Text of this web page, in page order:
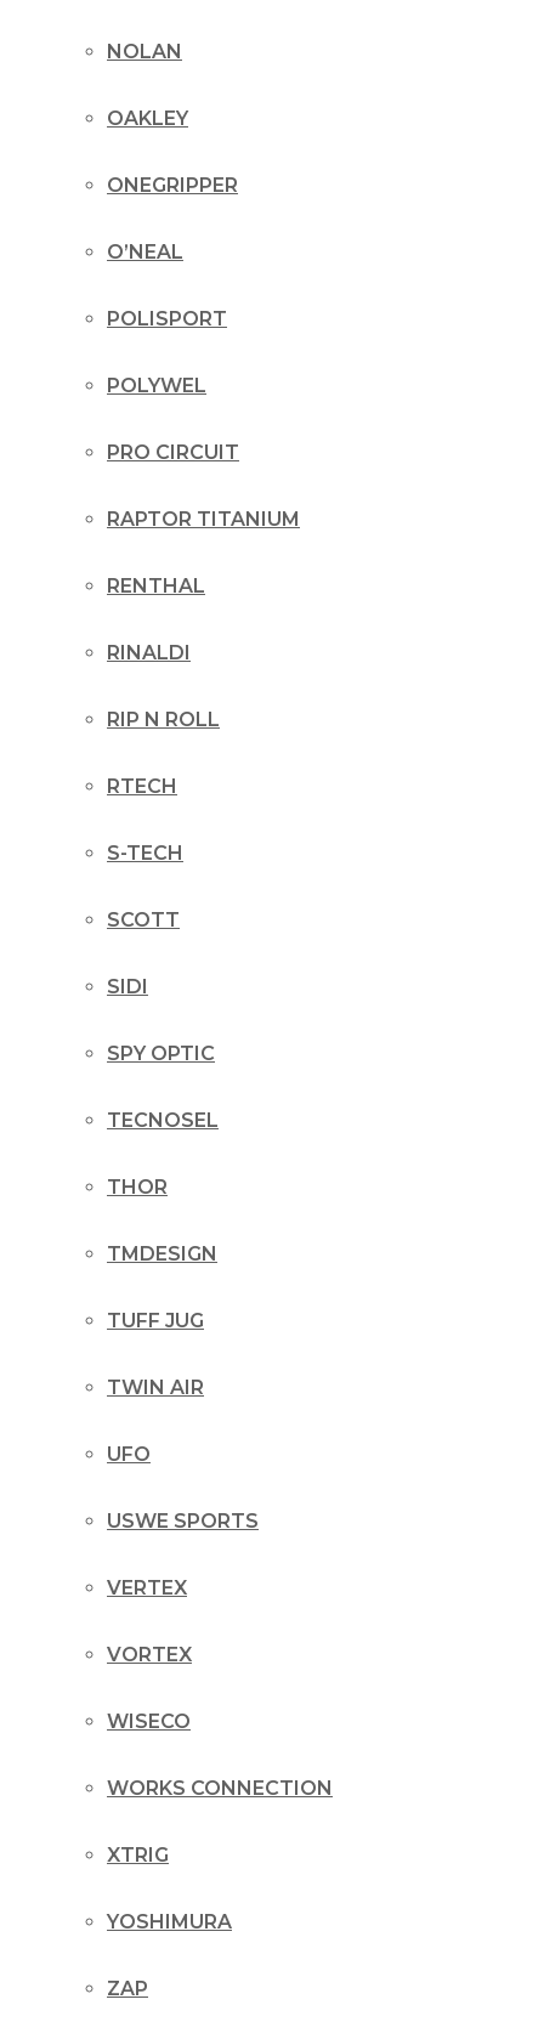
NOLAN
OAKLEY
ONEGRIPPER
O’NEAL
POLISPORT
POLYWEL
PRO CIRCUIT
RAPTOR TITANIUM
RENTHAL
RINALDI
RIP N ROLL
RTECH
S-TECH
SCOTT
SIDI
SPY OPTIC
TECNOSEL
THOR
TMDESIGN
TUFF JUG
TWIN AIR
UFO
USWE SPORTS
VERTEX
VORTEX
WISECO
WORKS CONNECTION
XTRIG
YOSHIMURA
ZAP